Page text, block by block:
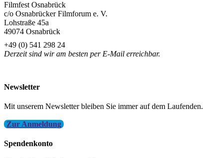
Filmfest Osnabrück
c/o Osnabrücker Filmforum e. V.
Lohstraße 45a
49074 Osnabrück
+49 (0) 541 298 24
Derzeit sind wir am besten per E-Mail erreichbar.
Newsletter
Mit unserem Newsletter bleiben Sie immer auf dem Laufenden.
Zur Anmeldung
Spendenkonto